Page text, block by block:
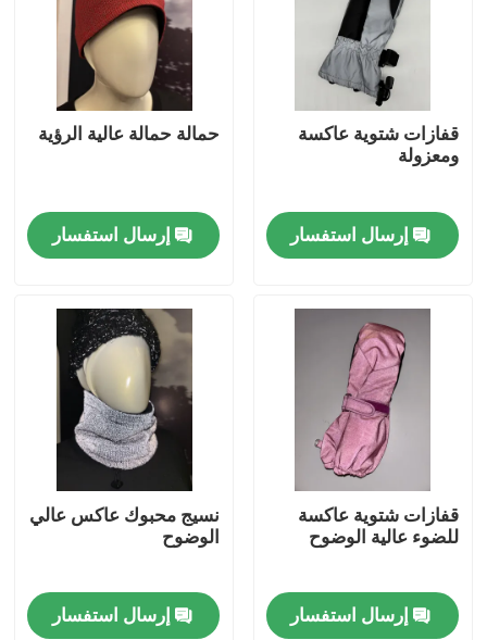
المنتجات
حول بنا
جولة في المعمل
اتصل بنا
جميع القضايا
نسيج عاكس
قفازات شتوية عاكسة
ومعزولة
إرسال استفسار
حمالة حمالة عالية الرؤية
إرسال استفسار
قفازات شتوية عاكسة
للضوء عالية الوضوح
إرسال استفسار
نسيج محبوك عاكس عالي
الوضوح
إرسال استفسار